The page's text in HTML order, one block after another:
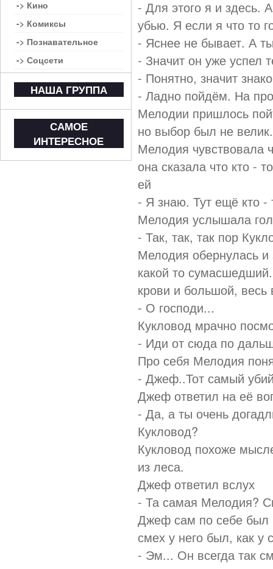
- Для этого я и здесь.
убью. Я если я что то
- Яснее не бывает. А
- Значит он уже успел
- Понятно, значит
- Ладно пойдём. На
Мелодии пришлось
но выбор был не велик.
Мелодия чувствовала
она сказала что кто -
ей
- Я знаю. Тут ещё кто -
Мелодия услышала
- Так, так, так пор
Мелодия обернулась
какой то
крови и большой,
- О господи...
Кукловод мрачно
- Иди от сюда по
Про себя Мелодия
- Джеф..Тот самый
Джеф ответил на её
- Да, а ты очень
Кукловод?
Кукловод похоже
из леса.
Джеф ответил вслух
- Та самая Мелодия?
Джеф сам по себе был
смех у него был, как
- Эм... Он всегда так
-> Кино
-> Комиксы
-> Познавательное
-> Соцсети
НАША ГРУППА
САМОЕ
ИНТЕРЕСНОЕ